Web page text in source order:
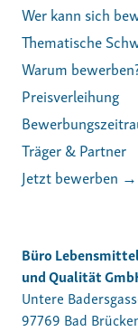
Wer kann sich
Thematische
Warum
Preisverleihung
Träger & Partner
Jetzt bewerben →
Büro
und Qualität
Untere
97769 Bad